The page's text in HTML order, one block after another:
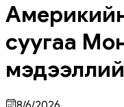
суугаа